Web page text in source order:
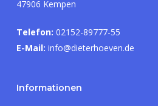
47906 Kempen
Telefon: 02152-89777-55
E-Mail: info@dieterhoeven.de
Informationen